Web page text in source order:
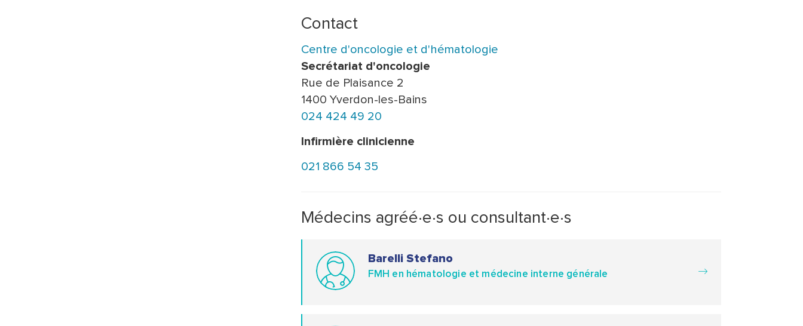
Contact
Centre d'oncologie et d'hématologie
Secrétariat d'oncologie
Rue de Plaisance 2
1400 Yverdon-les-Bains
024 424 49 20
Infirmière clinicienne
021 866 54 35
Médecins agréé·e·s ou consultant·e·s
Barelli Stefano
FMH en hématologie et médecine interne générale